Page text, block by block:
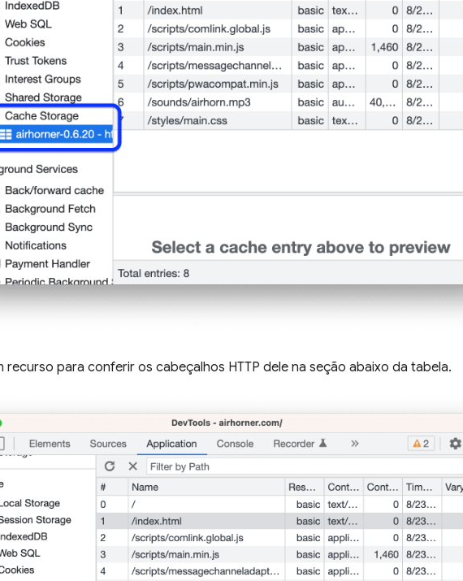
recurso para conferir os cabeçalhos HTTP dele na seção abaixo da tabela.